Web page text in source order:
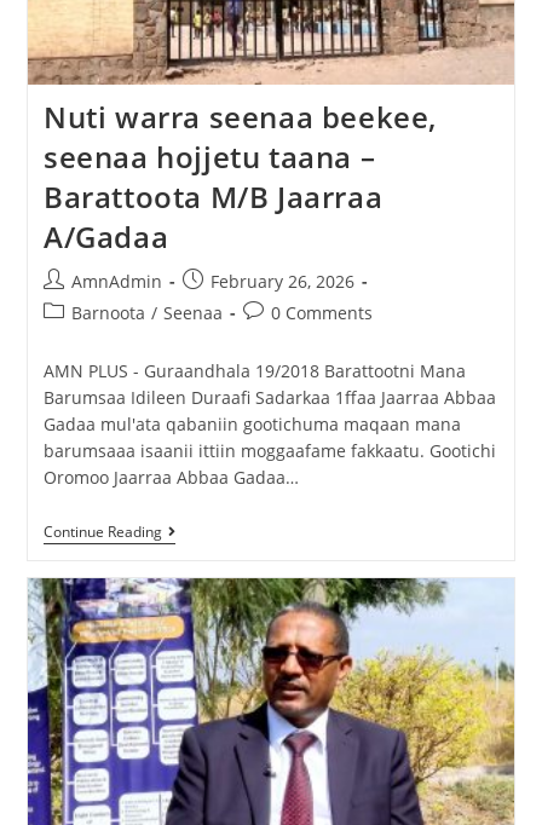
Nuti warra seenaa beekee,
seenaa hojjetu taana –
Barattoota M/B Jaarraa
A/Gadaa
AmnAdmin
February 26, 2026
Barnoota / Seenaa 0 Comments
AMN PLUS - Guraandhala 19/2018 Barattootni Mana
Barumsaa Idileen Duraafi Sadarkaa 1ffaa Jaarraa Abbaa
Gadaa mul'ata qabaniin gootichuma maqaan mana
barumsaaa isaanii ittiin moggaafame fakkaatu. Gootichi
Oromoo Jaarraa Abbaa Gadaa…
Continue Reading